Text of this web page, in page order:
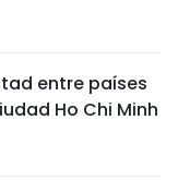
entre países
Ho Chi Minh